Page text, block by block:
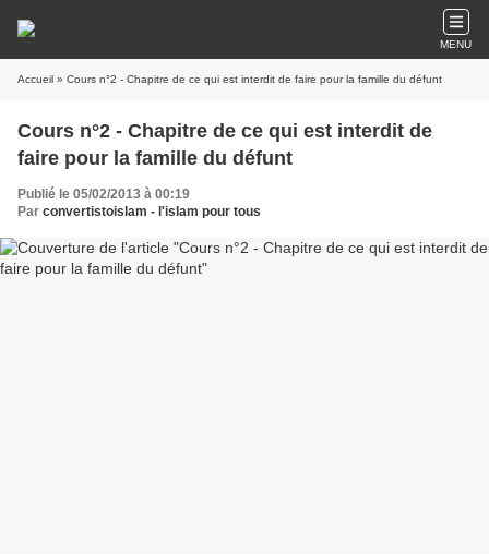
MENU
Accueil » Cours n°2 - Chapitre de ce qui est interdit de faire pour la famille du défunt
Cours n°2 - Chapitre de ce qui est interdit de
faire pour la famille du défunt
Publié le 05/02/2013 à 00:19
Par convertistoislam - l'islam pour tous